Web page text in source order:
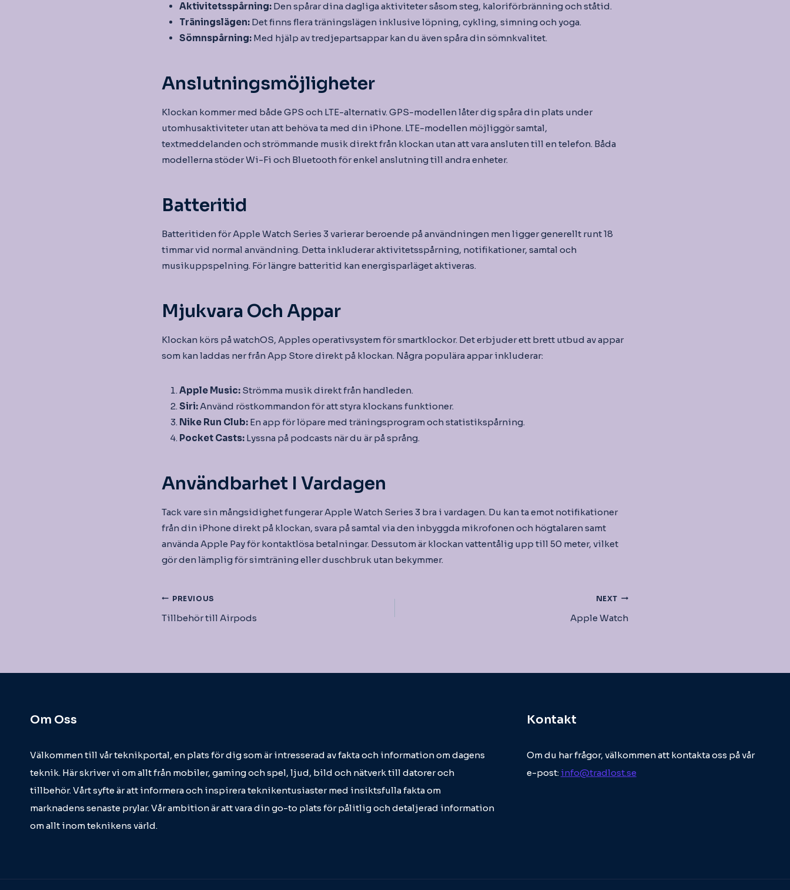
Aktivitetsspårning: Den spårar dina dagliga aktiviteter såsom steg, kaloriförbränning och ståtid.
Träningslägen: Det finns flera träningslägen inklusive löpning, cykling, simning och yoga.
Sömnspårning: Med hjälp av tredjepartsappar kan du även spåra din sömnkvalitet.
Anslutningsmöjligheter
Klockan kommer med både GPS och LTE-alternativ. GPS-modellen låter dig spåra din plats under
utomhusaktiviteter utan att behöva ta med din iPhone. LTE-modellen möjliggör samtal,
textmeddelanden och strömmande musik direkt från klockan utan att vara ansluten till en telefon. Båda
modellerna stöder Wi-Fi och Bluetooth för enkel anslutning till andra enheter.
Batteritid
Batteritiden för Apple Watch Series 3 varierar beroende på användningen men ligger generellt runt 18
timmar vid normal användning. Detta inkluderar aktivitetsspårning, notifikationer, samtal och
musikuppspelning. För längre batteritid kan energisparläget aktiveras.
Mjukvara Och Appar
Klockan körs på watchOS, Apples operativsystem för smartklockor. Det erbjuder ett brett utbud av appar
som kan laddas ner från App Store direkt på klockan. Några populära appar inkluderar:
Apple Music: Strömma musik direkt från handleden.
Siri:Använd röstkommandon för att styra klockans funktioner.
Nike Run Club: En app för löpare med träningsprogram och statistikspårning.
Pocket Casts: Lyssna på podcasts när du är på språng.
Användbarhet I Vardagen
Tack vare sin mångsidighet fungerar Apple Watch Series 3 bra i vardagen. Du kan ta emot notifikationer
från din iPhone direkt på klockan, svara på samtal via den inbyggda mikrofonen och högtalaren samt
använda Apple Pay för kontaktlösa betalningar. Dessutom är klockan vattentålig upp till 50 meter, vilket
gör den lämplig för simträning eller duschbruk utan bekymmer.
Inläggsnavigering
PREVIOUS
Tillbehör till Airpods
NEXT
Apple Watch
Om Oss
Välkommen till vår teknikportal, en plats för dig som är intresserad av fakta och information om dagens
teknik. Här skriver vi om allt från mobiler, gaming och spel, ljud, bild och nätverk till datorer och
tillbehör. Vårt syfte är att informera och inspirera teknikentusiaster med insiktsfulla fakta om
marknadens senaste prylar. Vår ambition är att vara din go-to plats för pålitlig och detaljerad information
om allt inom teknikens värld.
Kontakt
Om du har frågor, välkommen att kontakta oss på vår
e-post: info@tradlost.se